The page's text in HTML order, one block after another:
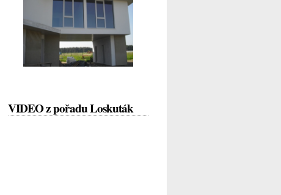
VIDEO z pořadu Loskuták